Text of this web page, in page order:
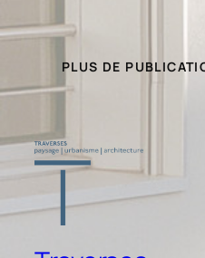
PLUS DE